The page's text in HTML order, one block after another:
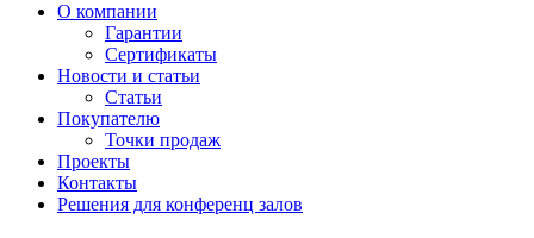
О компании
Гарантии
Сертификаты
Новости и статьи
Статьи
Покупателю
Точки продаж
Проекты
Контакты
Решения для конференц залов